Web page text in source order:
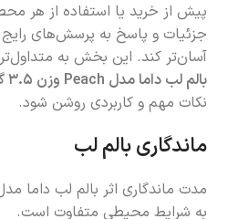
پیش از خرید یا استفاده از هر
جزئیات و پاسخ به پرسش‌های رایج
آسان‌تر کند. این بخش به
بالم لب داما مدل Peach وزن ۳.۵ گرم
نکات مهم و کاربردی روشن شود.
ماندگاری بالم لب
به شرایط محیطی متفاوت است.